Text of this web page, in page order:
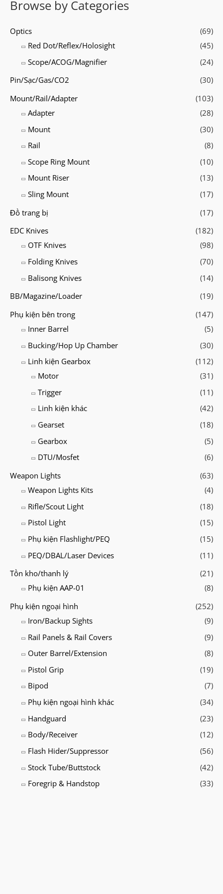
k
ế
Browse by Categories
Optics
(69)
Red Dot/Reflex/Holosight
(45)
Scope/ACOG/Magnifier
(24)
Pin/Sạc/Gas/CO2
(30)
Mount/Rail/Adapter
(103)
Adapter
(28)
Mount
(30)
Rail
(8)
Scope Ring Mount
(10)
Mount Riser
(13)
Sling Mount
(17)
Đồ trang bị
(17)
EDC Knives
(182)
OTF Knives
(98)
Folding Knives
(70)
Balisong Knives
(14)
BB/Magazine/Loader
(19)
Phụ kiện bên trong
(147)
Inner Barrel
(5)
Bucking/Hop Up Chamber
(30)
Linh kiện Gearbox
(112)
Motor
(31)
Trigger
(11)
Linh kiện khác
(42)
Gearset
(18)
Gearbox
(5)
DTU/Mosfet
(6)
Weapon Lights
(63)
Weapon Lights Kits
(4)
Rifle/Scout Light
(18)
Pistol Light
(15)
Phụ kiện Flashlight/PEQ
(15)
PEQ/DBAL/Laser Devices
(11)
Tồn kho/thanh lý
(21)
Phụ kiện AAP-01
(8)
Phụ kiện ngoại hình
(252)
Iron/Backup Sights
(9)
Rail Panels & Rail Covers
(9)
Outer Barrel/Extension
(8)
Pistol Grip
(19)
Bipod
(7)
Phụ kiện ngoại hình khác
(34)
Handguard
(23)
Body/Receiver
(12)
Flash Hider/Suppressor
(56)
Stock Tube/Buttstock
(42)
Foregrip & Handstop
(33)